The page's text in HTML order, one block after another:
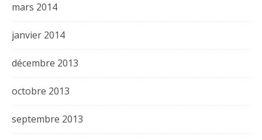
mars 2014
janvier 2014
décembre 2013
octobre 2013
septembre 2013